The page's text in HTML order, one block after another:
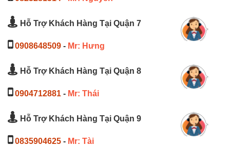
Hỗ Trợ Khách Hàng Tại Quận 7
0908648509 - Mr: Hưng
Hỗ Trợ Khách Hàng Tại Quận 8
0904712881 - Mr: Thái
Hỗ Trợ Khách Hàng Tại Quận 9
0835904625 - Mr: Tài